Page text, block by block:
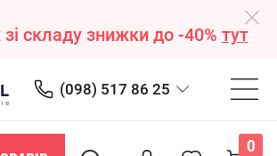
складу знижки до -40% тут
(098) 517 86 25
0